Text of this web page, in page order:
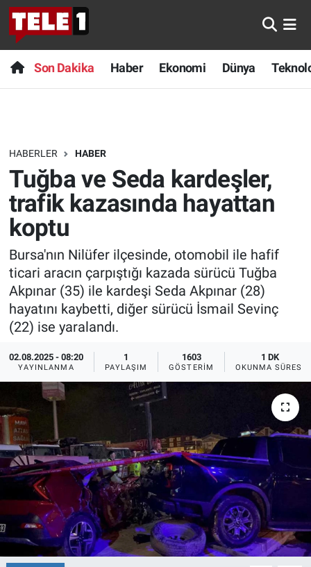
Son Dakika Haber Ekonomi Dünya
HABERLER HABER
Tuğba ve Seda kardeşler,
trafik kazasında hayattan
koptu
Bursa'nın Nilüfer ilçesinde, otomobil ile hafif
ticari aracın çarpıştığı kazada sürücü Tuğba
Akpınar (35) ile kardeşi Seda Akpınar (28)
hayatını kaybetti, diğer sürücü İsmail Sevinç
(22) ise yaralandı.
02.08.2025 - 08:20
YAYINLANMA
1
PAYLAŞIM
1603
GÖSTERIM
1 DK
OKUNMA SÜRESI
Anında Manşet
Başka Sohbetler
Bilim turu
Bilim ve Teknoloji Evreni
Doğa Konuşuyor
Dünya
Ege Saati
Ege'den Esintiler
Eğitim
Eğlence
Ekonomi
Forum
Gerçeğin İzinde
Gün Başlıyor
Son Dakika
Haber
Dünya
Teknoloji
Sağlık
Spor
Yayın Akışı
İletişim
Nöbetçi Eczaneler
Hava Durumu
Trafik Durumu
Süper Lig Puan Durumu ve Fikstür
Tüm Manşetler
Son Dakika Haberleri
Haber Arşivi